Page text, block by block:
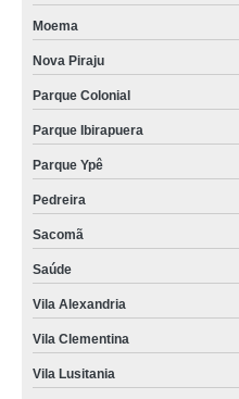
Moema
Nova Piraju
Parque Colonial
Parque Ibirapuera
Parque Ypê
Pedreira
Sacomã
Saúde
Vila Alexandria
Vila Clementina
Vila Lusitania